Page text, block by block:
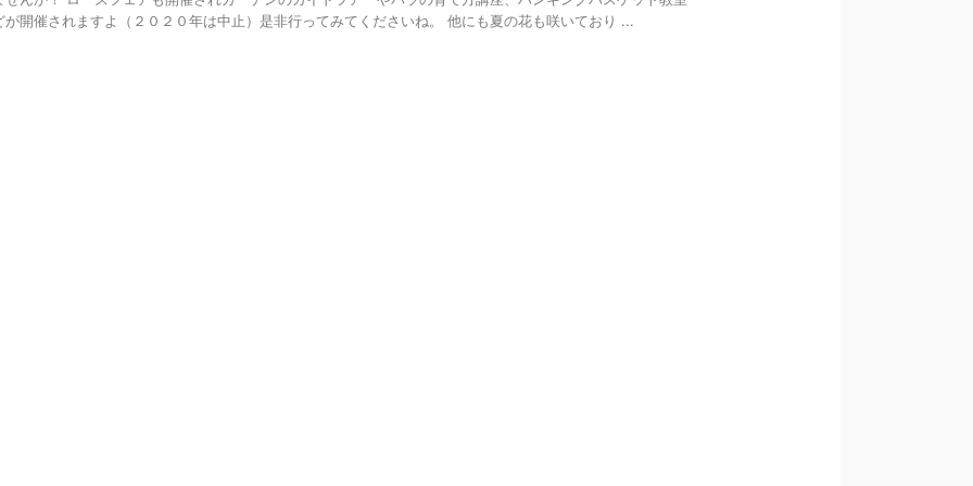
が開催されますよ（２０２０年は中止）是非行ってみてくださいね。 他にも夏の花も咲いており ...